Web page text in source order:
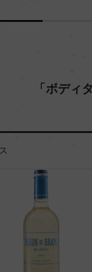
「ボディ